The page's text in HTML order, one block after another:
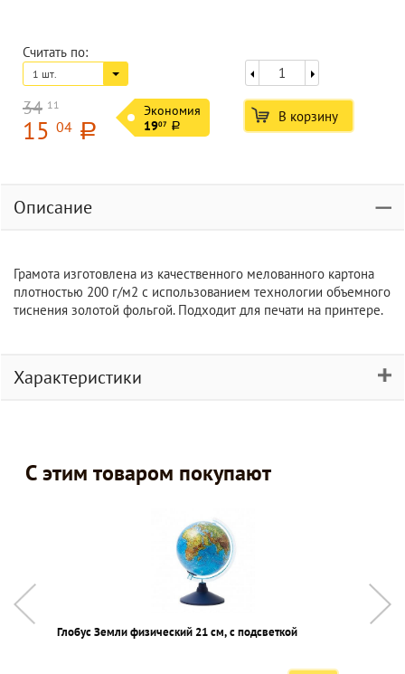
Считать по:
1 шт.
34 11
15 04 a
Экономия
1907 a
В корзину
Описание
Грамота изготовлена из качественного мелованного картона
плотностью 200 г/м2 с использованием технологии объемного
тиснения золотой фольгой. Подходит для печати на принтере.
Характеристики
С этим товаром покупают
Глобус Земли физический 21 см, с подсветкой